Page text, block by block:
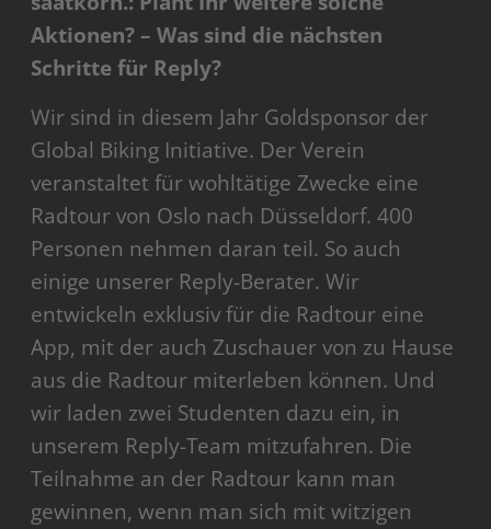
Aktionen? – Was sind die nächsten
Schritte für Reply?
Wir sind in diesem Jahr Goldsponsor der
Global Biking Initiative. Der Verein
veranstaltet für wohltätige Zwecke eine
Radtour von Oslo nach Düsseldorf. 400
Personen nehmen daran teil. So auch
einige unserer Reply-Berater. Wir
entwickeln exklusiv für die Radtour eine
App, mit der auch Zuschauer von zu Hause
aus die Radtour miterleben können. Und
wir laden zwei Studenten dazu ein, in
unserem Reply-Team mitzufahren. Die
Teilnahme an der Radtour kann man
gewinnen, wenn man sich mit witzigen